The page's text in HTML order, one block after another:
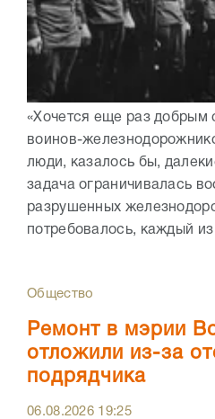
«Хочется еще раз добрым
воинов-
люди, казалось бы,
задача ограничивалась
разрушенных
потребовалось, каждый из
Общество
Ремонт в мэрии
отложили из-за
подрядчика
06.08.2026 19:25